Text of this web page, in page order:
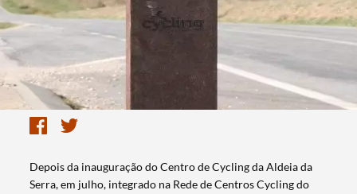
​Depois da inauguração do Centro de Cycling da Aldeia da
Serra, em julho, integrado na Rede de Centros Cycling do